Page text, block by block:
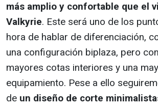
más amplio y confortable que el
Valkyrie. Este será uno de los
hora de hablar de diferenciación,
una configuración biplaza, pero
mayores cotas interiores y una
equipamiento. Pese a ello
de un diseño de corte